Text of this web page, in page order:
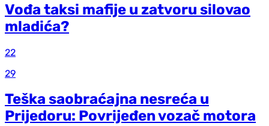
Vođa taksi mafije u zatvoru silovao
mladića?
22
29
Teška saobraćajna nesreća u
Prijedoru: Povrijeđen vozač motora